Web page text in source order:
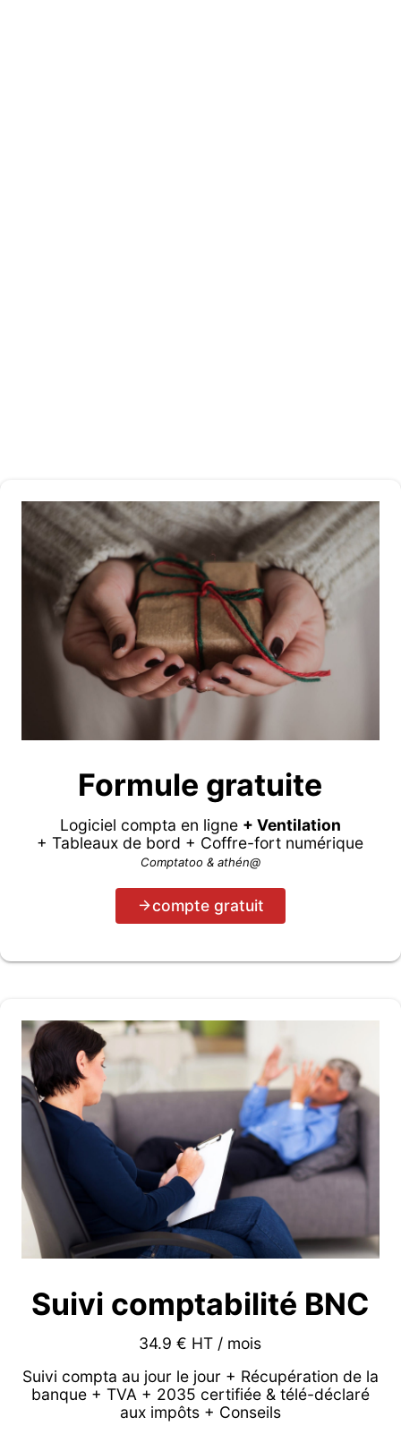
Formule gratuite
Logiciel compta en ligne + Ventilation
+ Tableaux de bord + Coffre-fort numérique
Comptatoo & athén@
compte gratuit
Suivi comptabilité BNC
34.9 € HT / mois
Suivi compta au jour le jour + Récupération de la
banque + TVA + 2035 certifiée & télé-déclaré
aux impôts + Conseils